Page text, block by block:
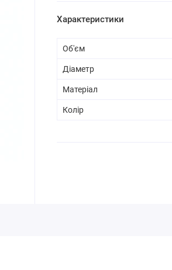
Характеристики
Об'єм
Діаметр
Матеріал
Колір